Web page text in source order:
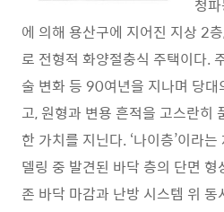
청
에 의해 용산구에 지어진 지상 2
로 전형적 화양절충식 주택이다.
술 변화 등 90여년을 지나며 당대
고, 원형과 변용 흔적을 고스란히
한 가치를 지닌다. ‘나이층’이라
델링 중 발견된 바닥 층의 단면
존 바닥 마감과 난방 시스템 위